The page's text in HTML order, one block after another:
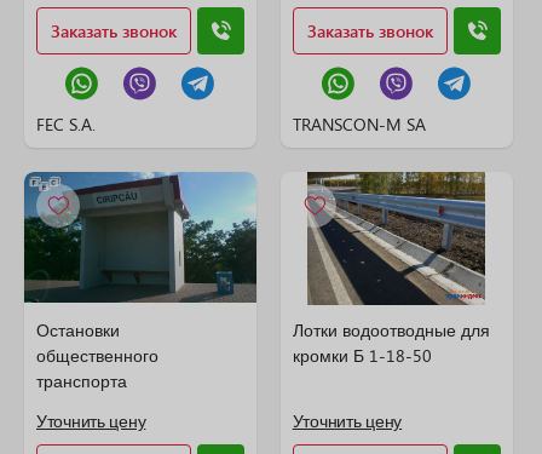
Заказать звонок
FEC S.A.
Заказать звонок
TRANSCON-M SA
Остановки
общественного
транспорта
Уточнить цену
Лотки водоотводные для
кромки Б 1-18-50
Уточнить цену